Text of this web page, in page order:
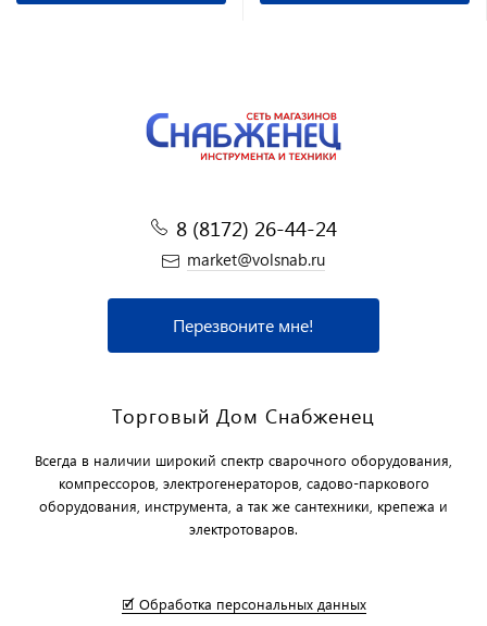
8 (8172) 26-44-24
market@volsnab.ru
Перезвоните мне!
Торговый Дом Снабженец
Всегда в наличии широкий спектр сварочного оборудования,
компрессоров, электрогенераторов, садово-паркового
оборудования, инструмента, а так же сантехники, крепежа и
электротоваров.
🗹 Обработка персональных данных